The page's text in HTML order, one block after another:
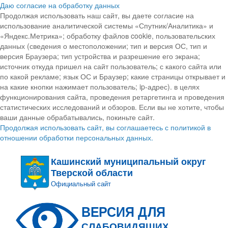
Даю согласие на обработку данных
Продолжая использовать наш сайт, вы даете согласие на
использование аналитической системы «Спутник/Аналитика» и
«Яндекс.Метрика»; обработку файлов cookie, пользовательских
данных (сведения о местоположении; тип и версия ОС, тип и
версия Браузера; тип устройства и разрешение его экрана;
источник откуда пришел на сайт пользователь; с какого сайта или
по какой рекламе; язык ОС и Браузер; какие страницы открывает и
на какие кнопки нажимает пользователь; ip-адрес). в целях
функционирования сайта, проведения ретаргетинга и проведения
статистических исследований и обзоров. Если вы не хотите, чтобы
ваши данные обрабатывались, покиньте сайт.
Продолжая использовать сайт, вы соглашаетесь с политикой в
отношении обработки персональных данных.